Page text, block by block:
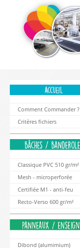
Comment Commander ?
Critères fichiers
Classique PVC 510 gr/m²
Mesh - microperforée
Certifiée M1 - anti-feu
Recto-Verso 600 gr/m²
Dibond (alumimium)